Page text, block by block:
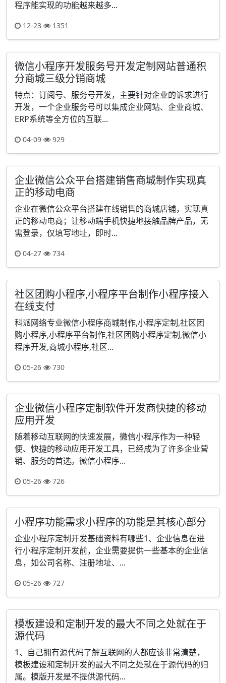
程序能实现的功能越来越多...
12-23 1351
​微信小程序开发服务号开发定制网站普通积
分商城三级分销商城
特点：订阅号、服务号开发，主要针对企业的诉求进行
开发，一个企业服务号可以集成企业网站、企业商城、
ERP系统等全方位的互联...
04-09 929
企业微信公众平台搭建销售商城制作实现真
正的移动电商
企业在微信公众平台搭建在线销售的商城店铺，实现真
正的移动电商；让移动端手机快捷地接触品牌产品，无
需登录，仅填写地址，即时...
04-27 734
社区团购小程序,小程序平台制作小程序接入
在线支付
科派网络专业微信小程序商城制作,小程序定制,社区团
购小程序,小程序平台制作,社区团购小程序定制,微信小
程序开发,商城小程序,社区...
05-26 730
企业微信小程序定制软件开发商快捷的移动
应用开发
随着移动互联网的快速发展，微信小程序作为一种轻
便、快捷的移动应用开发工具，已经成为了许多企业营
销、服务的首选。微信小程序...
05-26 726
小程序功能需求小程序的功能是其核心部分
企业小程序定制开发基础资料有哪些1、企业信息在进
行小程序定制开发前，企业需要提供一些基本的企业信
息，如公司名称、注册地址、...
05-26 727
模板建设和定制开发的最大不同之处就在于
源代码
1、自己拥有源代码了解互联网的人都应该非常清楚，
模板建设和定制开发的最大不同之处就在于源代码的归
属。模版开发是不提供源代码...